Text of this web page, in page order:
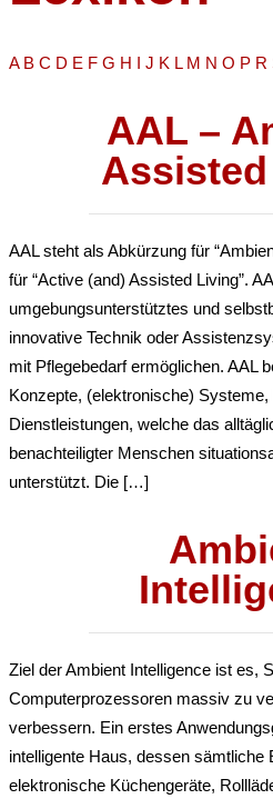
A B C D E F G H I J K L M N O P R
AAL –
AAL steht als Abkürzung für
für “Active (and) Assisted Living”.
umgebungsunterstütztes und
innovative Technik oder
mit Pflegebedarf ermöglichen. AAL
Konzepte, (elektronische)
Dienstleistungen, welche das
benachteiligter Menschen
unterstützt. Die […]
Ziel der Ambient Intelligence ist es,
Computerprozessoren massiv zu
verbessern. Ein erstes
intelligente Haus, dessen sämtliche
elektronische Küchengeräte,